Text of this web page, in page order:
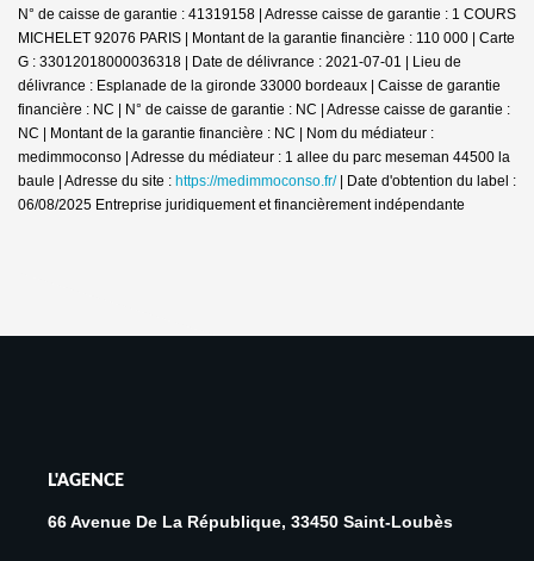
N° de caisse de garantie : 41319158 | Adresse caisse de garantie : 1 COURS
MICHELET 92076 PARIS | Montant de la garantie financière : 110 000 | Carte
G : 33012018000036318 | Date de délivrance : 2021-07-01 | Lieu de
délivrance : Esplanade de la gironde 33000 bordeaux | Caisse de garantie
financière : NC | N° de caisse de garantie : NC | Adresse caisse de garantie :
NC | Montant de la garantie financière : NC | Nom du médiateur :
medimmoconso | Adresse du médiateur : 1 allee du parc meseman 44500 la
baule | Adresse du site : https://medimmoconso.fr/| Date d'obtention du label :
06/08/2025 Entreprise juridiquement et financièrement indépendante
L'AGENCE
66 Avenue De La République, 33450 Saint-Loubès